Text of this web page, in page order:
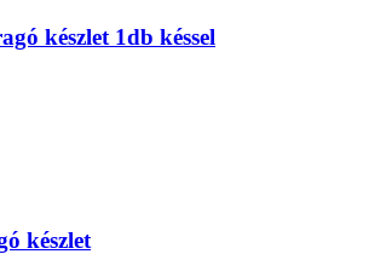
készlet 1db késsel
készlet